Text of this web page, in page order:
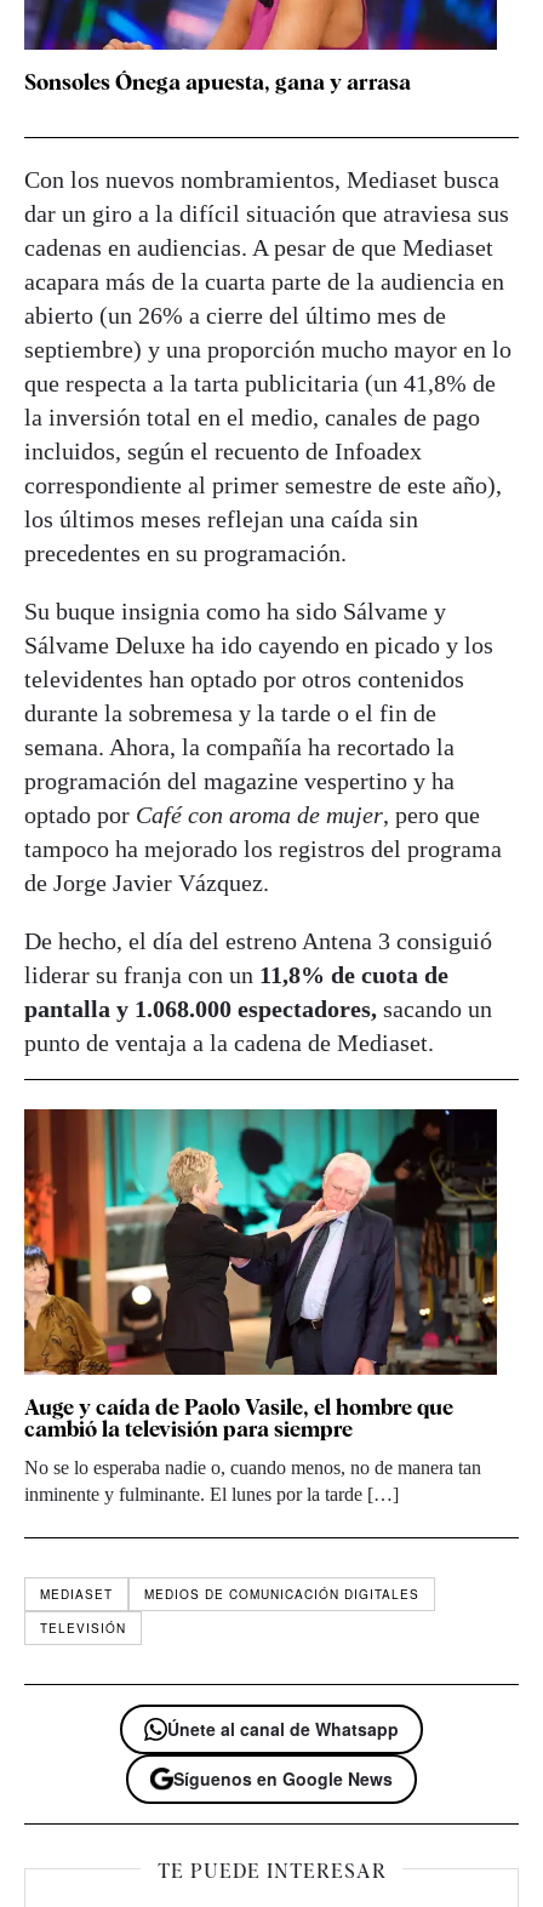
Sonsoles Ónega apuesta, gana y arrasa
Con los nuevos nombramientos, Mediaset busca
dar un giro a la difícil situación que atraviesa sus
cadenas en audiencias. A pesar de que Mediaset
acapara más de la cuarta parte de la audiencia en
abierto (un 26% a cierre del último mes de
septiembre) y una proporción mucho mayor en lo
que respecta a la tarta publicitaria (un 41,8% de
la inversión total en el medio, canales de pago
incluidos, según el recuento de Infoadex
correspondiente al primer semestre de este año),
los últimos meses reflejan una caída sin
precedentes en su programación.
Su buque insignia como ha sido Sálvame y
Sálvame Deluxe ha ido cayendo en picado y los
televidentes han optado por otros contenidos
durante la sobremesa y la tarde o el fin de
semana. Ahora, la compañía ha recortado la
programación del magazine vespertino y ha
optado por Café con aroma de mujer, pero que
tampoco ha mejorado los registros del programa
de Jorge Javier Vázquez.
De hecho, el día del estreno Antena 3 consiguió
liderar su franja con un 11,8% de cuota de
pantalla y 1.068.000 espectadores, sacando un
punto de ventaja a la cadena de Mediaset.
Auge y caída de Paolo Vasile, el hombre que
cambió la televisión para siempre
No se lo esperaba nadie o, cuando menos, no de manera tan
inminente y fulminante. El lunes por la tarde […]
MEDIASET
MEDIOS DE COMUNICACIÓN DIGITALES
TELEVISIÓN
Únete al canal de Whatsapp
Síguenos en Google News
TE PUEDE INTERESAR